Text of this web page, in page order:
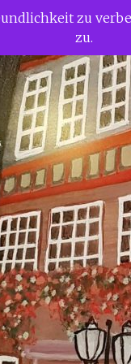
zu
zu.